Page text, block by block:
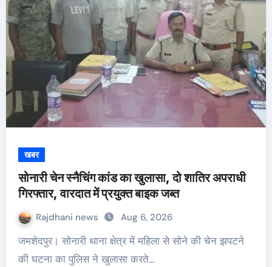
खबर
सोनारी चेन स्नैचिंग कांड का खुलासा, दो शातिर अपराधी
गिरफ्तार, वारदात में प्रयुक्त बाइक जब्त
Rajdhani news Aug 6, 2026
जमशेदपुर। सोनारी थाना क्षेत्र में महिला से सोने की चेन झपटने
की घटना का पुलिस ने खुलासा करते…